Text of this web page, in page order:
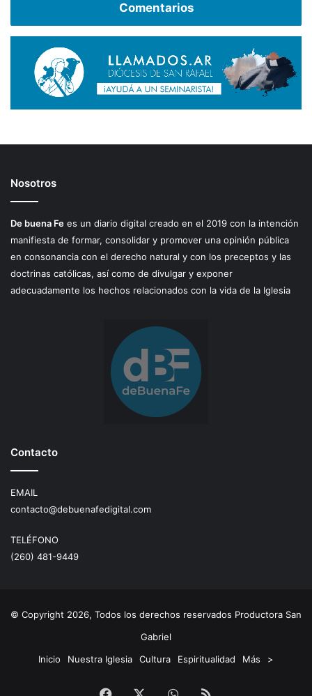
Comentarios
Nosotros
De buena Fe es un diario digital creado en el 2019 con la intención
manifiesta de formar, consolidar y promover una opinión pública
en consonancia con el derecho natural y con los preceptos y las
doctrinas católicas, así como de divulgar y exponer
adecuadamente los hechos relacionados con la vida de la Iglesia
Contacto
EMAIL
contacto@debuenafedigital.com
TELÉFONO
(260) 481-9449
© Copyright 2026, Todos los derechos reservados Productora San
Gabriel
Inicio
Nuestra Iglesia Cultura Espiritualidad Más >
Facebook WhatsApp
RSS